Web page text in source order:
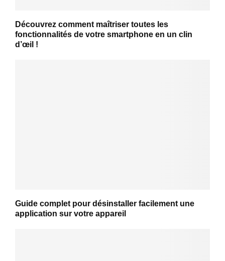
Découvrez comment maîtriser toutes les
fonctionnalités de votre smartphone en un clin
d’œil !
Guide complet pour désinstaller facilement une
application sur votre appareil